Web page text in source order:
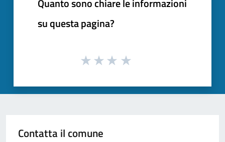
su questa pagina?
Contatta il comune